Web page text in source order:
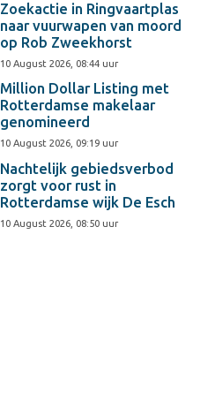
Zoekactie in Ringvaartplas
naar vuurwapen van moord
op Rob Zweekhorst
10 August 2026, 08:44 uur
Million Dollar Listing met
Rotterdamse makelaar
genomineerd
10 August 2026, 09:19 uur
Nachtelijk gebiedsverbod
zorgt voor rust in
Rotterdamse wijk De Esch
10 August 2026, 08:50 uur